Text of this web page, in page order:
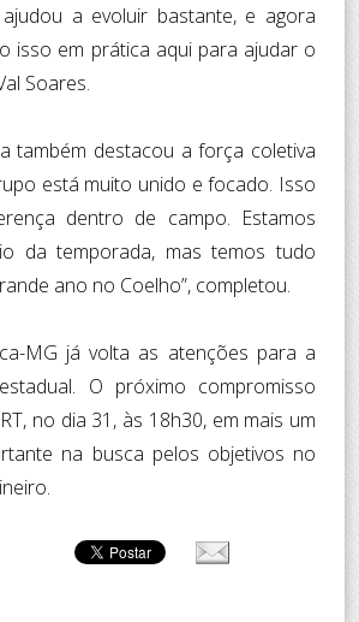
a evoluir bastante, e agora
isso em prática aqui para ajudar o
Soares.
também destacou a força coletiva
está muito unido e focado. Isso
dentro de campo. Estamos
da temporada, mas temos tudo
ano no Coelho”, completou.
MG já volta as atenções para a
O próximo compromisso
no dia 31, às 18h30, em mais um
na busca pelos objetivos no